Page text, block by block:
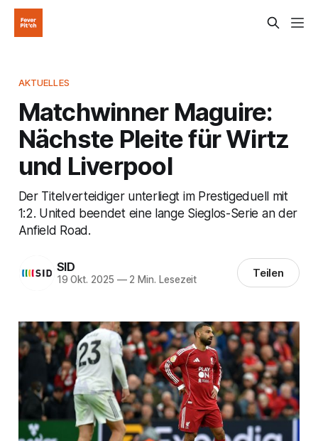
AKTUELLES
Matchwinner Maguire:
Nächste Pleite für Wirtz
und Liverpool
Der Titelverteidiger unterliegt im Prestigeduell mit
1:2. United beendet eine lange Sieglos-Serie an der
Anfield Road.
SID
19 Okt. 2025 —2 Min. Lesezeit Teilen